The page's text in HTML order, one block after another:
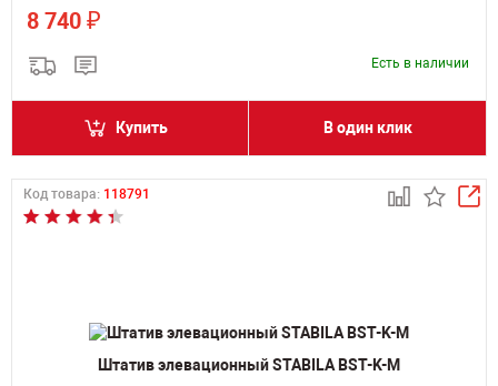
8 740 ₽
Есть в наличии
Купить В один клик
Код товара: 118791
Штатив элевационный STABILA BST-K-M